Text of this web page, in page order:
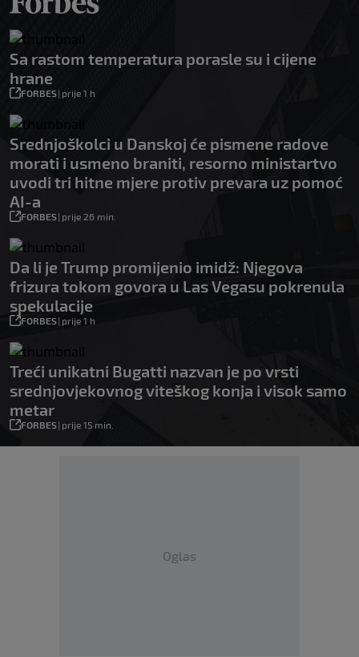
Sa rastom temperatura porasle su i cijene
hrane
FORBES| prije 1 h
Srednjoškolci u Danskoj će pismene radove
morati i usmeno braniti, resorno ministartvo
uvodi tri hitne mjere protiv prevara uz pomoć
AI-a
FORBES| prije 26 min.
Da li je Trump promijenio imidž: Njegova
frizura tokom govora u Las Vegasu pokrenula
spekulacije
FORBES| prije 1 h
Treći unikatni Bugatti nazvan je po vrsti
srednjovjekovnog viteškog konja i visok samo
metar
FORBES| prije 15 min.
Oglas